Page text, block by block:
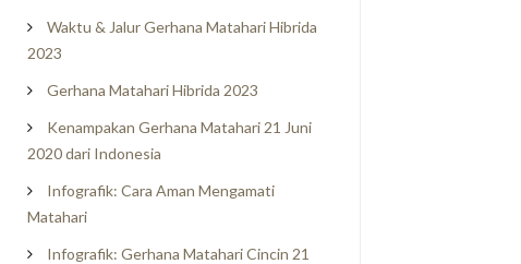
Waktu & Jalur Gerhana Matahari Hibrida
2023
Gerhana Matahari Hibrida 2023
Kenampakan Gerhana Matahari 21 Juni
2020 dari Indonesia
Infografik: Cara Aman Mengamati
Matahari
Infografik: Gerhana Matahari Cincin 21